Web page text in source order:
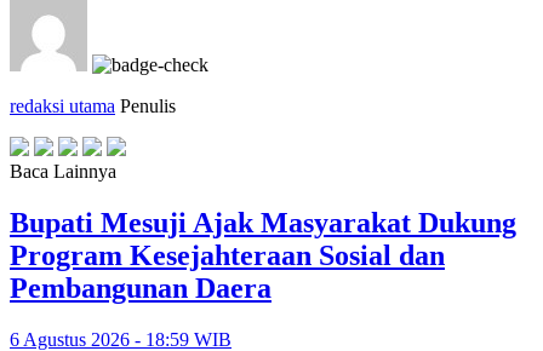
redaksi utama Penulis
Baca Lainnya
Bupati Mesuji Ajak Masyarakat Dukung
Program Kesejahteraan Sosial dan
Pembangunan Daera
6 Agustus 2026 - 18:59 WIB